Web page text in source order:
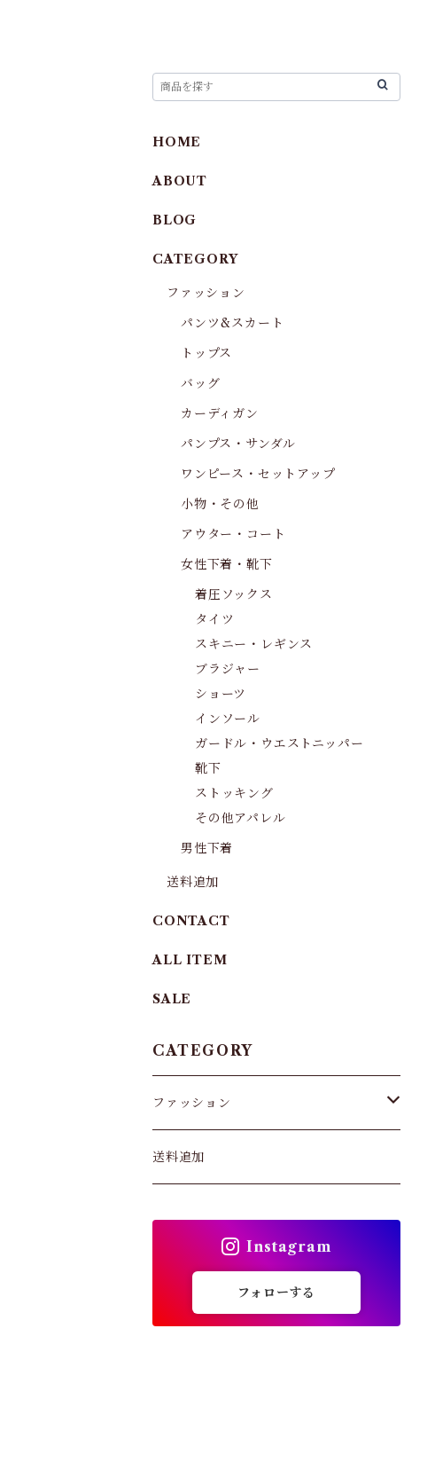
HOME
ABOUT
BLOG
CATEGORY
ファッション
パンツ&スカート
トップス
バッグ
カーディガン
パンプス・サンダル
ワンピース・セットアップ
小物・その他
アウター・コート
女性下着・靴下
着圧ソックス
タイツ
スキニー・レギンス
ブラジャー
ショーツ
インソール
ガードル・ウエストニッパー
靴下
ストッキング
その他アパレル
男性下着
送料追加
CONTACT
ALL ITEM
SALE
CATEGORY
ファッション
パンツ&スカート
カーディガン
送料追加
Instagram
フォローする